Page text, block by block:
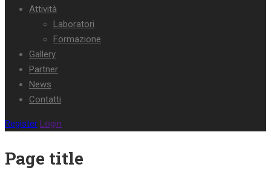
Attività
Laboratori
Formazione
Gallery
Partner
News
Contatti
Register Login
Page title